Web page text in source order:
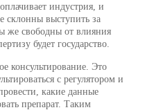
индустрия, и
склонны выступить за
же свободны от влияния
будет государство.
консультирование. Это
с регулятором и
какие данные
препарат. Таким